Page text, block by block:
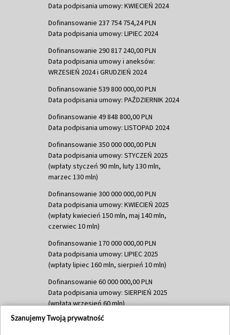
Data podpisania umowy: KWIECIEŃ 2024
Dofinansowanie 237 754 754,24 PLN
Data podpisania umowy: LIPIEC 2024
Dofinansowanie 290 817 240,00 PLN
Data podpisania umowy i aneksów:
WRZESIEŃ 2024 i GRUDZIEŃ 2024
Dofinansowanie 539 800 000,00 PLN
Data podpisania umowy: PAŹDZIERNIK 2024
Dofinansowanie 49 848 800,00 PLN
Data podpisania umowy: LISTOPAD 2024
Dofinansowanie 350 000 000,00 PLN
Data podpisania umowy: STYCZEŃ 2025
(wpłaty styczeń 90 mln, luty 130 mln,
marzec 130 mln)
Dofinansowanie 300 000 000,00 PLN
Data podpisania umowy: KWIECIEŃ 2025
(wpłaty kwiecień 150 mln, maj 140 mln,
czerwiec 10 mln)
Dofinansowanie 170 000 000,00 PLN
Data podpisania umowy: LIPIEC 2025
(wpłaty lipiec 160 mln, sierpień 10 mln)
Dofinansowanie 60 000 000,00 PLN
Data podpisania umowy: SIERPIEŃ 2025
(wpłata wrzesień 60 mln)
Dofinansowanie 635 783 051,21 PLN
Szanujemy Twoją prywatność